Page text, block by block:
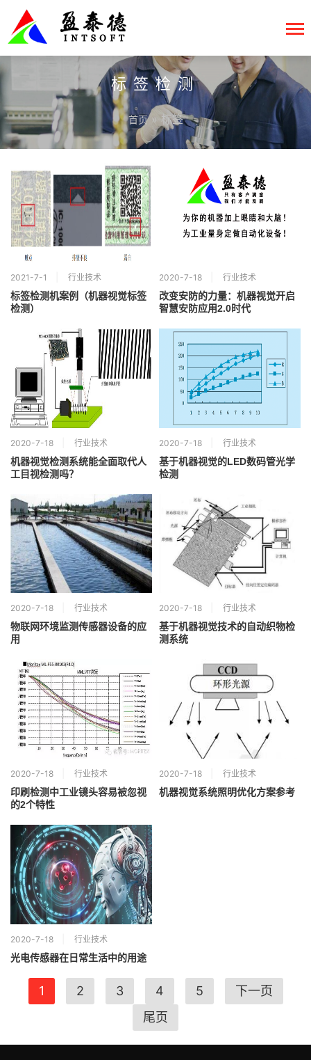
标签检测
首页 » 标签
2021-7-1 行业技术
标签检测机案例（机器视觉标签
检测）
2020-7-18 行业技术
改变安防的力量：机器视觉开启
智慧安防应用2.0时代
2020-7-18 行业技术
机器视觉检测系统能全面取代人
工目视检测吗？
2020-7-18 行业技术
基于机器视觉的LED数码管光学
检测
2020-7-18 行业技术
物联网环境监测传感器设备的应
用
2020-7-18 行业技术
基于机器视觉技术的自动织物检
测系统
2020-7-18 行业技术
印刷检测中工业镜头容易被忽视
的2个特性
2020-7-18 行业技术
机器视觉系统照明优化方案参考
2020-7-18 行业技术
光电传感器在日常生活中的用途
1 2 3 4 5
下一页
尾页